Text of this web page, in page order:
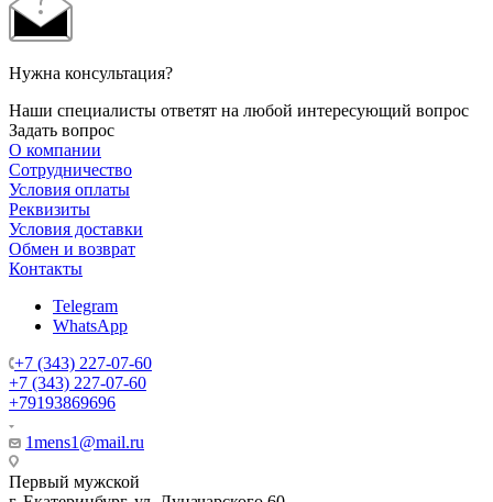
Нужна консультация?
Наши специалисты ответят на любой интересующий вопрос
Задать вопрос
О компании
Сотрудничество
Условия оплаты
Реквизиты
Условия доставки
Обмен и возврат
Контакты
Telegram
WhatsApp
+7 (343) 227-07-60
+7 (343) 227-07-60
+79193869696
1mens1@mail.ru
Первый мужской